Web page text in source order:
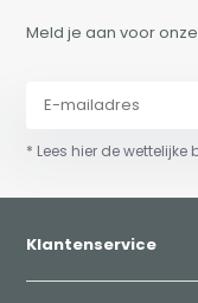
Meld je aan voor
* Lees hier de wettelijke
Klantenservice